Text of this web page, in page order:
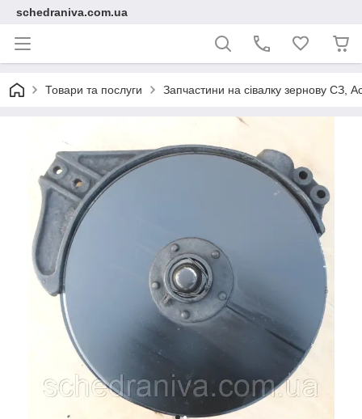
schedraniva.com.ua
Товари та послуги Запчастини на сівалку зернову СЗ,